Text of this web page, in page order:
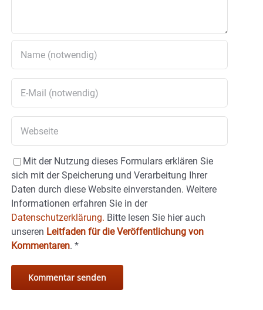
Mit der Nutzung dieses Formulars erklären Sie
sich mit der Speicherung und Verarbeitung Ihrer
Daten durch diese Website einverstanden. Weitere
Informationen erfahren Sie in der
Datenschutzerklärung. Bitte lesen Sie hier auch
unseren Leitfaden für die Veröffentlichung von
Kommentaren. *